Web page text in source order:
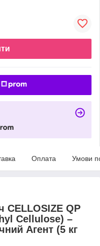
Оплата Умови
CELLOSIZE QP
Cellulose) –
Агент (5 кг